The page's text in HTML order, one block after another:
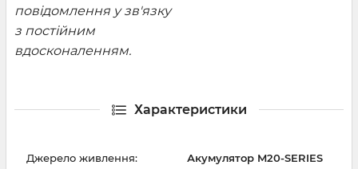
повідомлення у зв'язку
з постійним
вдосконаленням.
Характеристики
Джерело живлення: Акумулятор M20-SERIES